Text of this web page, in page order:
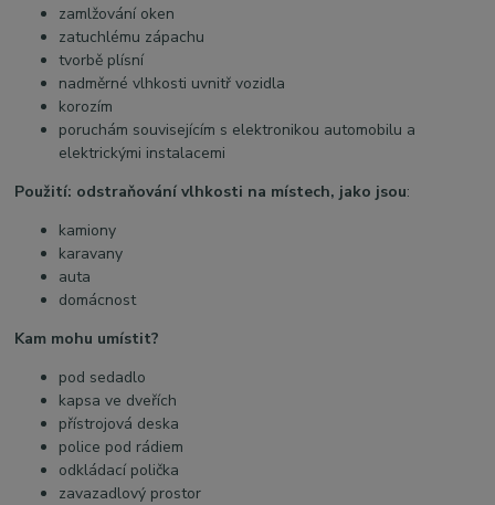
zamlžování oken
zatuchlému zápachu
tvorbě plísní
nadměrné vlhkosti uvnitř vozidla
korozím
poruchám souvisejícím s elektronikou automobilu a
elektrickými instalacemi
Použití: odstraňování vlhkosti na místech, jako jsou:
kamiony
karavany
auta
domácnost
Kam mohu umístit?
pod sedadlo
kapsa ve dveřích
přístrojová deska
police pod rádiem
odkládací polička
zavazadlový prostor